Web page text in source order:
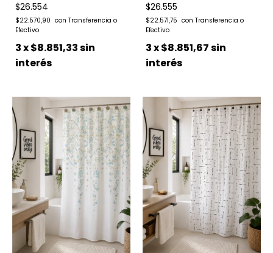
$26.554
$22.570,90
3x$8.851,33sin
interés
$26.555
$22.571,75
3x$8.851,67sin
interés